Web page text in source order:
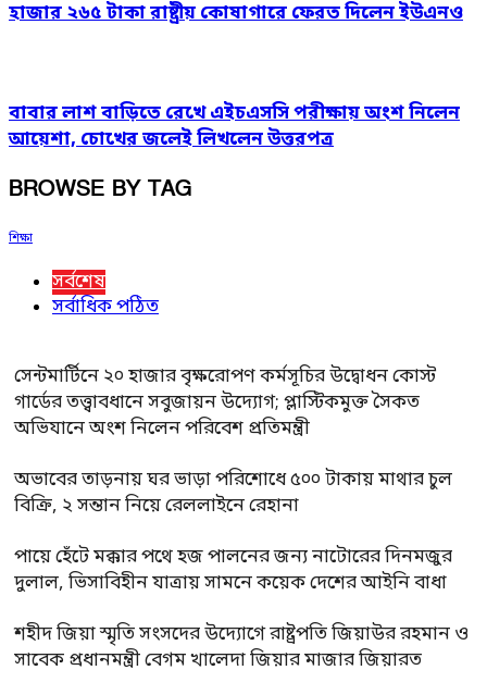
হাজার ২৬৫ টাকা রাষ্ট্রীয় কোষাগারে ফেরত দিলেন ইউএনও
বাবার লাশ বাড়িতে রেখে এইচএসসি পরীক্ষায় অংশ নিলেন
আয়েশা, চোখের জলেই লিখলেন উত্তরপত্র
BROWSE BY TAG
শিক্ষা
সর্বশেষ
সর্বাধিক পঠিত
সেন্টমার্টিনে ২০ হাজার বৃক্ষরোপণ কর্মসূচির উদ্বোধন কোস্ট
গার্ডের তত্ত্বাবধানে সবুজায়ন উদ্যোগ; প্লাস্টিকমুক্ত সৈকত
অভিযানে অংশ নিলেন পরিবেশ প্রতিমন্ত্রী
অভাবের তাড়নায় ঘর ভাড়া পরিশোধে ৫০০ টাকায় মাথার চুল
বিক্রি, ২ সন্তান নিয়ে রেললাইনে রেহানা
পায়ে হেঁটে মক্কার পথে হজ পালনের জন্য নাটোরের দিনমজুর
দুলাল, ভিসাবিহীন যাত্রায় সামনে কয়েক দেশের আইনি বাধা
শহীদ জিয়া স্মৃতি সংসদের উদ্যোগে রাষ্ট্রপতি জিয়াউর রহমান ও
সাবেক প্রধানমন্ত্রী বেগম খালেদা জিয়ার মাজার জিয়ারত